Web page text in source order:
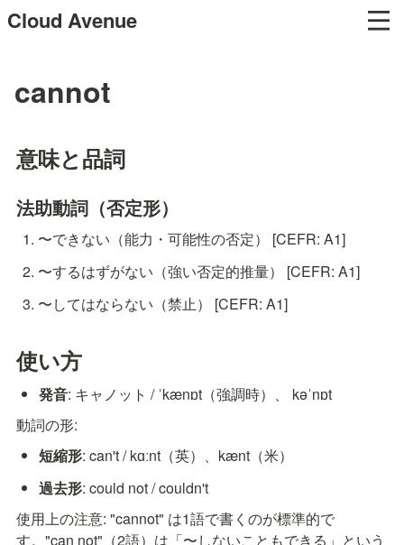
Cloud Avenue
cannot
意味と品詞
法助動詞（否定形）
〜できない（能力・可能性の否定） [CEFR: A1]
〜するはずがない（強い否定的推量） [CEFR: A1]
〜してはならない（禁止） [CEFR: A1]
使い方
発音: キャノット / ˈkænɒt（強調時）、 kəˈnɒt
動詞の形:
短縮形: can't / kɑːnt（英）、kænt（米）
過去形: could not / couldn't
使用上の注意: "cannot" は1語で書くのが標準的で
す。"can not"（2語）は「〜しないこともできる」という